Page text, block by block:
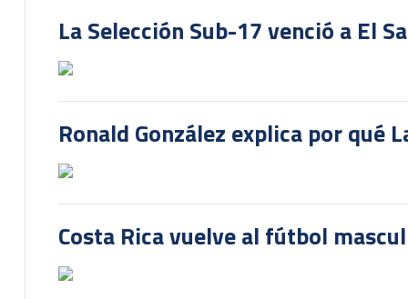
La Selección Sub-17 venció a El
Ronald González explica por qué
Costa Rica vuelve al fútbol